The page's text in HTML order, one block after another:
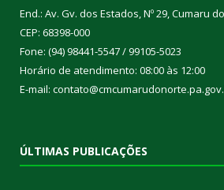
End.: Av. Gv. dos Estados, Nº 29, Cumaru
CEP: 68398-000
Fone: (94) 98441-5547 / 99105-5023
Horário de atendimento: 08:00 às 12:00
E-mail:
ÚLTIMAS PUBLICAÇÕES